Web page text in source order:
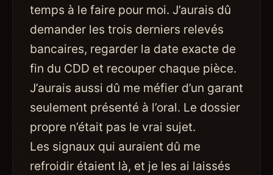
temps à le faire pour moi. J’aurais dû
demander les trois derniers relevés
bancaires, regarder la date exacte de
fin du CDD et recouper chaque pièce.
J’aurais aussi dû me méfier d’un garant
seulement présenté à l’oral. Le dossier
propre n’était pas le vrai sujet.
Les signaux qui auraient dû me
refroidir étaient là, et je les ai laissés